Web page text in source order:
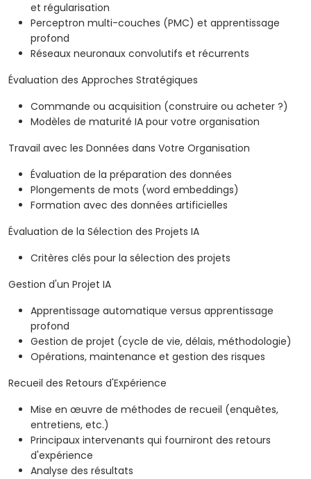
et régularisation
Perceptron multi-couches (PMC) et apprentissage
profond
Réseaux neuronaux convolutifs et récurrents
Évaluation des Approches Stratégiques
Commande ou acquisition (construire ou acheter ?)
Modèles de maturité IA pour votre organisation
Travail avec les Données dans Votre Organisation
Évaluation de la préparation des données
Plongements de mots (word embeddings)
Formation avec des données artificielles
Évaluation de la Sélection des Projets IA
Critères clés pour la sélection des projets
Gestion d'un Projet IA
Apprentissage automatique versus apprentissage
profond
Gestion de projet (cycle de vie, délais, méthodologie)
Opérations, maintenance et gestion des risques
Recueil des Retours d'Expérience
Mise en œuvre de méthodes de recueil (enquêtes,
entretiens, etc.)
Principaux intervenants qui fourniront des retours
d'expérience
Analyse des résultats